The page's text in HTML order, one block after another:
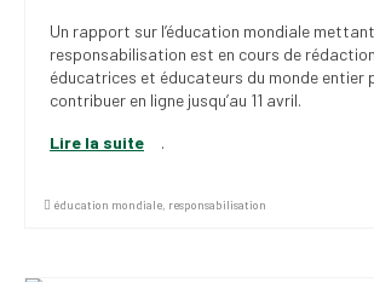
Politiques
Outils de
Un rapport sur l’éducation mondiale
responsabilisation est en cours de
éducatrices et éducateurs du monde entier
contribuer en ligne jusqu’au 11 avril.
Lire la suite .
éducation mondiale, responsabilisation